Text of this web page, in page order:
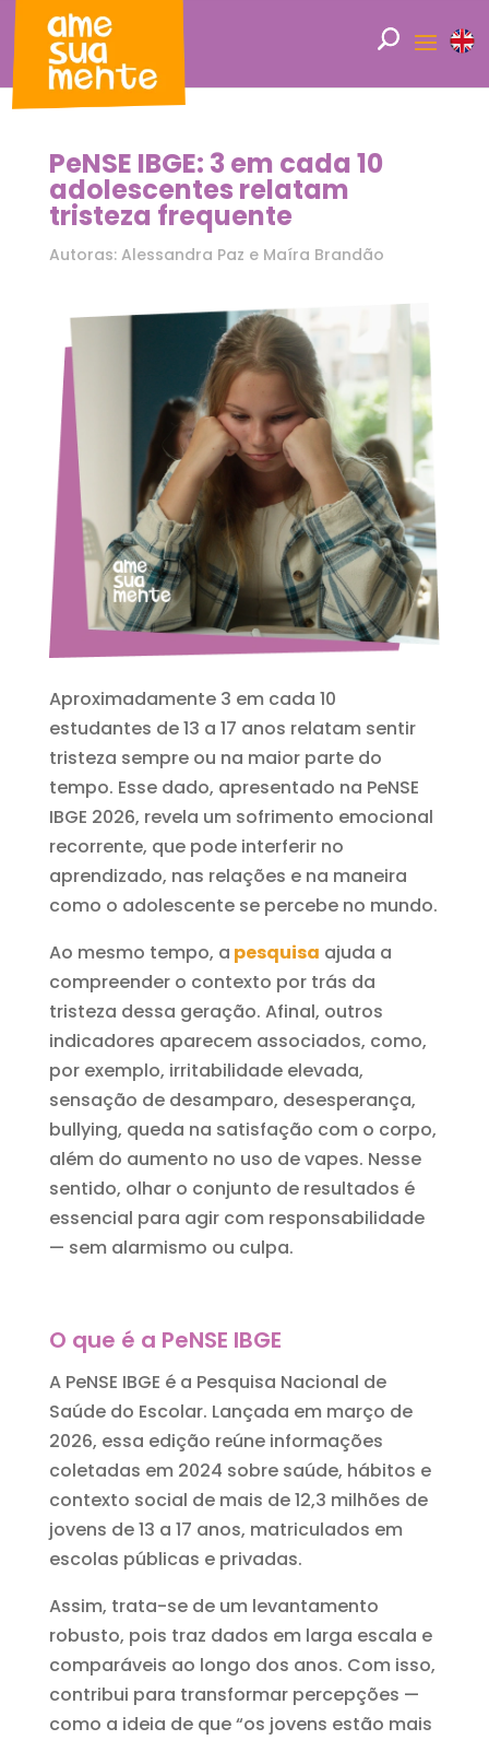
PeNSE IBGE: 3 em cada 10
adolescentes relatam
tristeza frequente
Autoras: Alessandra Paz e Maíra Brandão
Aproximadamente 3 em cada 10
estudantes de 13 a 17 anos relatam sentir
tristeza sempre ou na maior parte do
tempo. Esse dado, apresentado na PeNSE
IBGE 2026, revela um sofrimento emocional
recorrente, que pode interferir no
aprendizado, nas relações e na maneira
como o adolescente se percebe no mundo.
Ao mesmo tempo, a pesquisa ajuda a
compreender o contexto por trás da
tristeza dessa geração. Afinal, outros
indicadores aparecem associados, como,
por exemplo, irritabilidade elevada,
sensação de desamparo, desesperança,
bullying, queda na satisfação com o corpo,
além do aumento no uso de vapes. Nesse
sentido, olhar o conjunto de resultados é
essencial para agir com responsabilidade
— sem alarmismo ou culpa.
O que é a PeNSE IBGE
A PeNSE IBGE é a Pesquisa Nacional de
Saúde do Escolar. Lançada em março de
2026, essa edição reúne informações
coletadas em 2024 sobre saúde, hábitos e
contexto social de mais de 12,3 milhões de
jovens de 13 a 17 anos, matriculados em
escolas públicas e privadas.
Assim, trata-se de um levantamento
robusto, pois traz dados em larga escala e
comparáveis ao longo dos anos. Com isso,
contribui para transformar percepções —
como a ideia de que “os jovens estão mais